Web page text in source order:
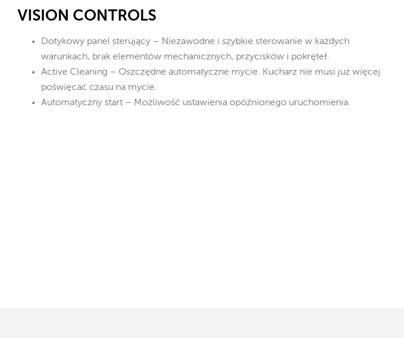
VISION CONTROLS
Dotykowy panel sterujący – Niezawodne i szybkie sterowanie w każdych
warunkach, brak elementów mechanicznych, przycisków i pokręteł.
Active Cleaning – Oszczędne automatyczne mycie. Kucharz nie musi już więcej
poświęcać czasu na mycie.
Automatyczny start – Możliwość ustawienia opóźnionego uruchomienia.